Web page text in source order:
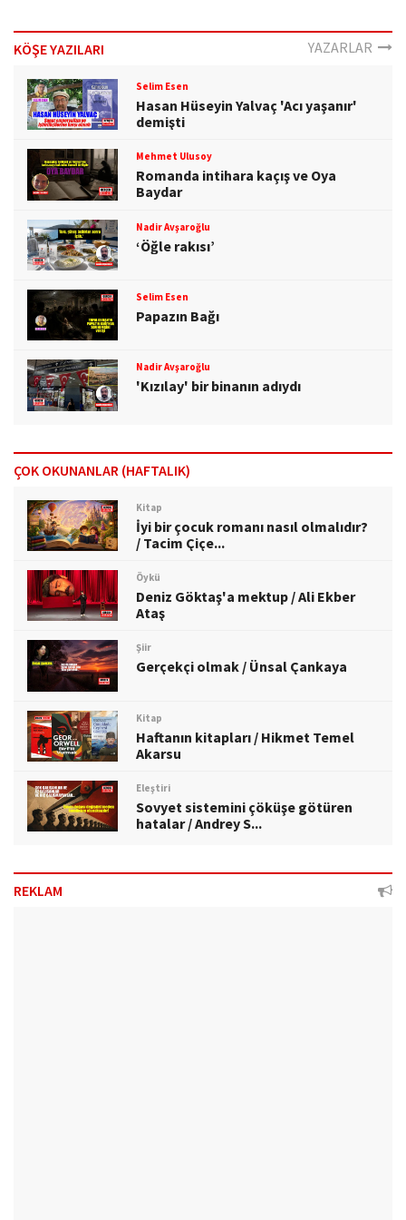
n
KÖŞE YAZILARI YAZARLAR
Selim Esen
Hasan Hüseyin Yalvaç 'Acı yaşanır'
demişti
Mehmet Ulusoy
Romanda intihara kaçış ve Oya
Baydar
Nadir Avşaroğlu
‘Öğle rakısı’
Selim Esen
Papazın Bağı
Nadir Avşaroğlu
'Kızılay' bir binanın adıydı
ÇOK OKUNANLAR (HAFTALIK)
Kitap
İyi bir çocuk romanı nasıl olmalıdır?
/ Tacim Çiçe...
Öykü
Deniz Göktaş'a mektup / Ali Ekber
Ataş
Şiir
Gerçekçi olmak / Ünsal Çankaya
Kitap
Haftanın kitapları / Hikmet Temel
Akarsu
Eleştiri
Sovyet sistemini çöküşe götüren
hatalar / Andrey S...
REKLAM